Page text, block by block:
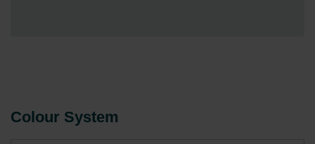
Colour System